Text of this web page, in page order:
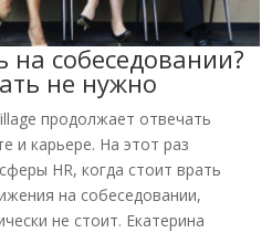
на собеседовании?
не нужно
продолжает отвечать
и карьере. На этот раз
HR, когда стоит врать
на собеседовании,
не стоит. Екатерина